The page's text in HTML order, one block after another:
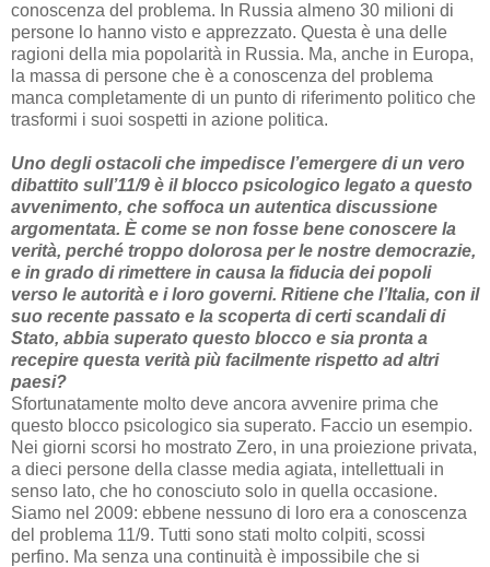
conoscenza del problema. In Russia almeno 30 milioni di
persone lo hanno visto e apprezzato. Questa è una delle
ragioni della mia popolarità in Russia. Ma, anche in Europa,
la massa di persone che è a conoscenza del problema
manca completamente di un punto di riferimento politico che
trasformi i suoi sospetti in azione politica.
Uno degli ostacoli che impedisce l’emergere di un vero
dibattito sull’11/9 è il blocco psicologico legato a questo
avvenimento, che soffoca un autentica discussione
argomentata. È come se non fosse bene conoscere la
verità, perché troppo dolorosa per le nostre democrazie,
e in grado di rimettere in causa la fiducia dei popoli
verso le autorità e i loro governi. Ritiene che l’Italia, con il
suo recente passato e la scoperta di certi scandali di
Stato, abbia superato questo blocco e sia pronta a
recepire questa verità più facilmente rispetto ad altri
paesi?
Sfortunatamente molto deve ancora avvenire prima che
questo blocco psicologico sia superato. Faccio un esempio.
Nei giorni scorsi ho mostrato Zero, in una proiezione privata,
a dieci persone della classe media agiata, intellettuali in
senso lato, che ho conosciuto solo in quella occasione.
Siamo nel 2009: ebbene nessuno di loro era a conoscenza
del problema 11/9. Tutti sono stati molto colpiti, scossi
perfino. Ma senza una continuità è impossibile che si